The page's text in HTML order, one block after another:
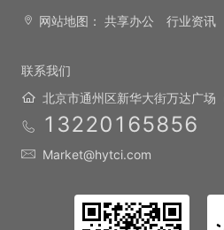
网站地图： 共享办公 行业资讯
联系我们
北京市通州区新华大街万达广场
13220165856
Market@hytci.com